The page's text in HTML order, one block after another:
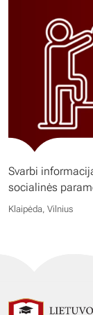
Svarbi
socialinės
Klaipėda, Vilnius